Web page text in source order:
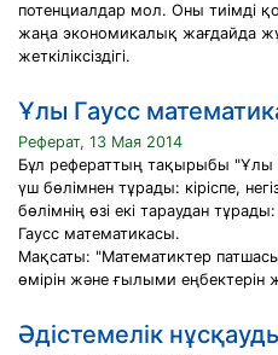
потенциалдар мол. Оны тиімді
жаңа экономикалық жағдайда
жеткіліксіздігі.
Ұлы Гаусс
Реферат, 13 Мая 2014
Бұл рефераттың тақырыбы "Ұлы
үш бөлімнен тұрады: кіріспе,
бөлімнің өзі екі тараудан
Гаусс математикасы.
Мақсаты: "Математиктер
өмірін және ғылыми
Әдістемелік